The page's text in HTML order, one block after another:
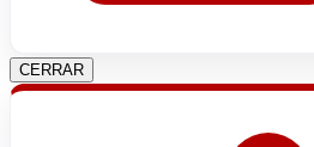
CERRAR